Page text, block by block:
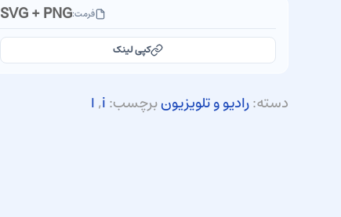
فرمت:SVG + PNG
کپی لینک
دسته:رادیو و تلویزیونبرچسب:i
,ا